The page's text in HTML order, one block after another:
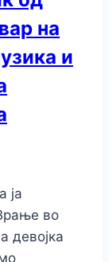
на
и
ја
во
девојка